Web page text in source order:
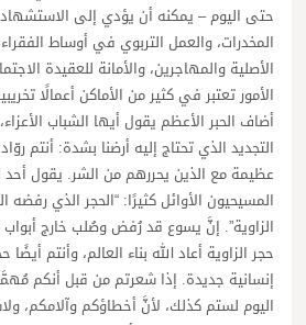
حتى اليوم – يمكنه أن يؤدي إلى
المخدرات، والعمل التربوي في أوساط
الأصلية والمهاجرين، والأمانة للعقيدة
الأمور تعتبر في كثير من الأماكن أعمالًا
أضاف الحبر الأعظم يقول أيها الشباب
التجديد الذي تحتاج إليه أرضنا بشدة: أنتم
عظيمة مع الذين يحررهم من الشر. يقول أحد
المسيحيون الأوائل كثيرًا: “الحجر الذي رفضه
الزاوية”. إنَّ يسوع قد رُفض وصُلب خارج أبواب
حجر الزاوية أعاد الله بناء العالم، وأنتم
إنسانية جديدة. إذا شعرتم من قبل أنكم
اليوم لستم كذلك، لأنَّ أخطاؤكم وآلامكم،